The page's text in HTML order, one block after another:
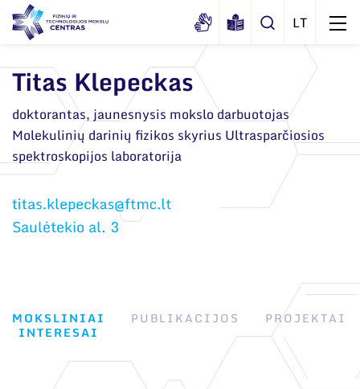
Apie mus
Dokumentai
Sertifikatai ir akreditavimo pažymėjimai
Viešieji pirkimai
Korupcijos prevencija
Nuorodos
Narystė nacionalinėse ir tarptautinėse
organizacijose bei asociacijose
Struktūra
Administraciniai skyriai
Mokslininkai emeritai
Renginiai
Darbuotojų kontaktai
Titas Klepeckas
doktorantas, jaunesnysis mokslo darbuotojas
Molekulinių darinių fizikos skyrius Ultrasparčiosios
spektroskopijos laboratorija
Saulėtekio al. 3
MOKSLINIAI
INTERESAI
PUBLIKACIJOS PROJEKTAI